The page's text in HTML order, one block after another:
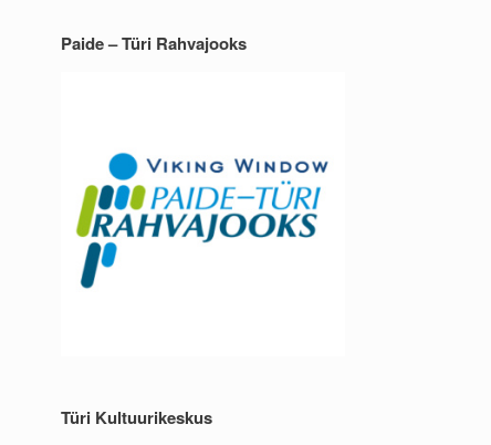
Paide – Türi Rahvajooks
Türi Kultuurikeskus